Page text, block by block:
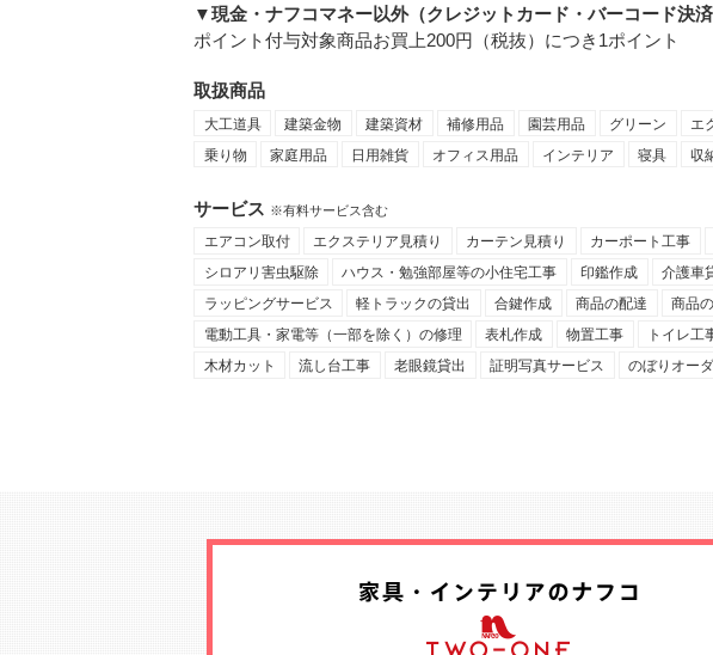
▼現金・ナフコマネー以外（クレジットカード・バーコード決済
ポイント付与対象商品お買上200円（税抜）につき1ポイント
取扱商品
大工道具 建築金物 建築資材 補修用品 園芸用品 グリーン エ
乗り物
家庭用品 日用雑貨 オフィス用品 インテリア 寝具 収
サービス ※有料サービス含む
エアコン取付 エクステリア見積り カーテン見積り カーポート工事
シロアリ害虫駆除
ハウス・勉強部屋等の小住宅工事 印鑑作成 介護車
ラッピングサービス
軽トラックの貸出 合鍵作成 商品の配達 商品
電動工具・家電等（一部を除く）の修理
表札作成 物置工事 トイレ工
木材カット
流し台工事 老眼鏡貸出 証明写真サービス のぼりオー